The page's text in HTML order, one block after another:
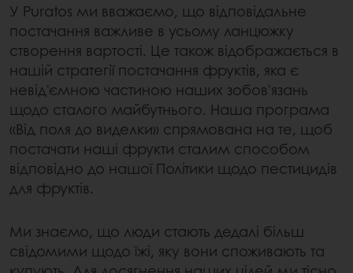
У Puratos ми вважаємо, що відповідальне
постачання важливе в усьому ланцюжку
створення вартості. Це також відображається в
нашій стратегії постачання фруктів, яка є
невід'ємною частиною наших зобов'язань
щодо сталого майбутнього. Наша програма
«Від поля до виделки» спрямована на те, щоб
постачати наші фрукти сталим способом
відповідно до нашої Політики щодо пестицидів
для фруктів.
Ми знаємо, що люди стають дедалі більш
свідомими щодо їжі, яку вони споживають та